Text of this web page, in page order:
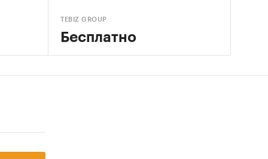
TEBIZ GROUP
Бесплатно